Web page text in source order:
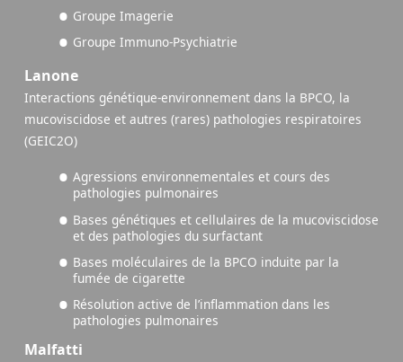
Groupe Imagerie
Groupe Immuno-Psychiatrie
Lanone
Interactions génétique-environnement dans la BPCO, la
mucoviscidose et autres (rares) pathologies respiratoires
(GEIC2O)
Agressions environnementales et cours des
pathologies pulmonaires
Bases génétiques et cellulaires de la mucoviscidose
et des pathologies du surfactant
Bases moléculaires de la BPCO induite par la
fumée de cigarette
Résolution active de l’inflammation dans les
pathologies pulmonaires
Malfatti